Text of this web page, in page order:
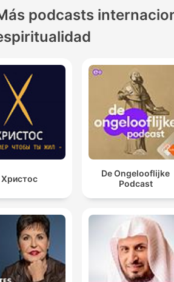
podcasts
Христос
De Ongelooflijke
Podcast